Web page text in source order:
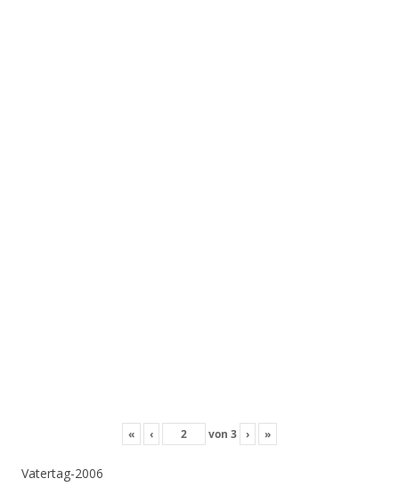
« ‹ von 3 › »
Vatertag-2006